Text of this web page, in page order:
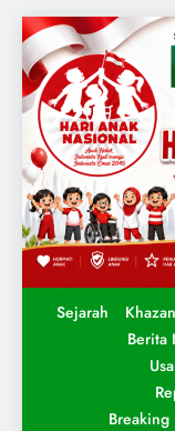
Sejarah
Berita
Breaking